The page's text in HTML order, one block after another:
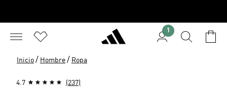
1
Inicio / Hombre / Ropa
4.7 (237)